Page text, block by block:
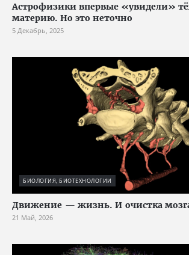
Астрофизики впервые «увидели»
материю. Но это неточно
5 Декабрь, 2025
БИОЛОГИЯ, БИОТЕХНОЛОГИИ
Движение — жизнь. И очистка
21 Май, 2026